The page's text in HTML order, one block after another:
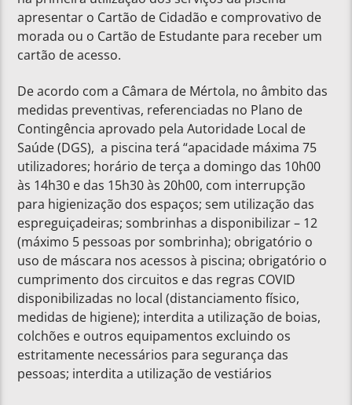
apresentar o Cartão de Cidadão e comprovativo de
morada ou o Cartão de Estudante para receber um
cartão de acesso.
De acordo com a Câmara de Mértola, no âmbito das
medidas preventivas, referenciadas no Plano de
Contingência aprovado pela Autoridade Local de
Saúde (DGS), a piscina terá “apacidade máxima 75
utilizadores; horário de terça a domingo das 10h00
às 14h30 e das 15h30 às 20h00, com interrupção
para higienização dos espaços; sem utilização das
espreguiçadeiras; sombrinhas a disponibilizar – 12
(máximo 5 pessoas por sombrinha); obrigatório o
uso de máscara nos acessos à piscina; obrigatório o
cumprimento dos circuitos e das regras COVID
disponibilizadas no local (distanciamento físico,
medidas de higiene); interdita a utilização de boias,
colchões e outros equipamentos excluindo os
estritamente necessários para segurança das
pessoas; interdita a utilização de vestiários